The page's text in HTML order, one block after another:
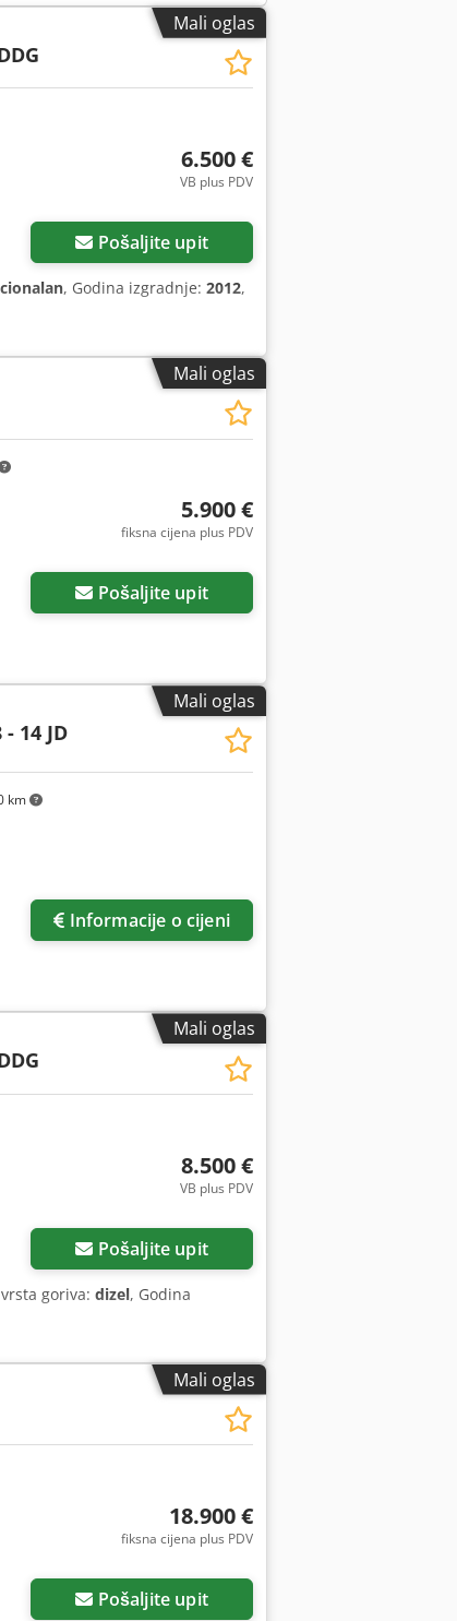
Mali oglas
6.500 €
VB plus PDV
Pošaljite upit
, Godina izgradnje: 2012,
Mali oglas
5.900 €
fiksna cijena plus PDV
Pošaljite upit
Mali oglas
km
- 14 JD
Informacije o cijeni
Mali oglas
8.500 €
VB plus PDV
Pošaljite upit
goriva: dizel, Godina
Mali oglas
18.900 €
fiksna cijena plus PDV
Pošaljite upit